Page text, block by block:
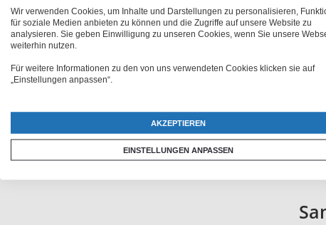
Galaxy S9
Entscheide dich jetzt für eine individuelle Handytasche und hab
zu vielen Anlässen. Lasse dich von den Vorlagen inspirieren
selbst gestalten. Lass deiner Kreativität freien Lauf und
Wir verwenden Cookies, um Inhalte und Darstellungen zu personalisieren,
für soziale Medien anbieten zu können und die Zugriffe auf unsere Website zu
analysieren. Sie geben Einwilligung zu unseren Cookies, wenn Sie unsere
weiterhin nutzen.
Für weitere Informationen zu den von uns verwendeten Cookies klicken sie auf
„Einstellungen anpassen“.
AKZEPTIEREN
EINSTELLUNGEN ANPASSEN